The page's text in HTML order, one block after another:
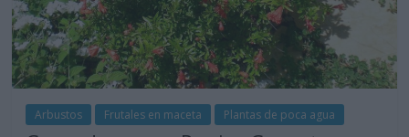
Arbustos Frutales en maceta Plantas de poca agua